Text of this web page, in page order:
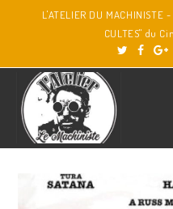
L'ATELIER DU
CULTES" du